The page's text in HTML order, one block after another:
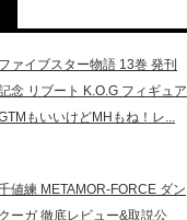
ファイブスター物語 13巻 発刊
念 リブート K.O.G フィギュア
もいいけどMHもね！レ...
値練 METAMOR-FORCE ダン
クーガ 徹底レビュー&取説公